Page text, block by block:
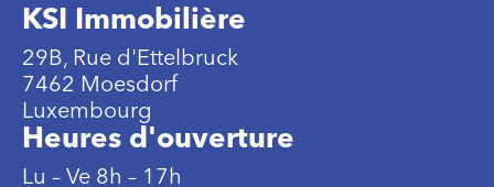
KSI Immobilière
29B, Rue d'Ettelbruck
7462 Moesdorf
Luxembourg
Heures d'ouverture
Lu – Ve 8h – 17h